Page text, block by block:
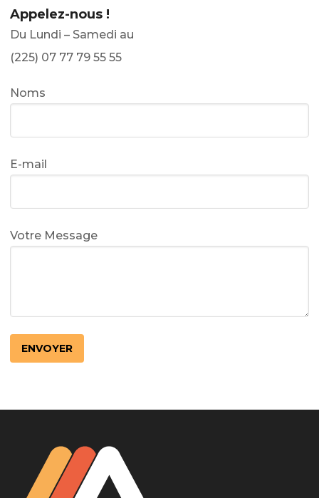
Appelez-nous !
Du Lundi – Samedi au
(225) 07 77 79 55 55
Noms
E-mail
Votre Message
LotoMart
Бай Лото
escort barcelone
https://intimaties.net/es/category/woman-used-
used-panties-es/
eros houston
albanianescort